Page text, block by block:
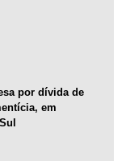
por dívida de
em